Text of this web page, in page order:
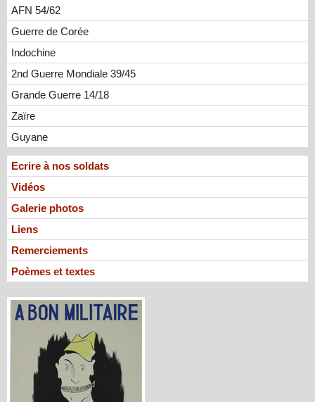
AFN 54/62
Guerre de Corée
Indochine
2nd Guerre Mondiale 39/45
Grande Guerre 14/18
Zaïre
Guyane
Ecrire à nos soldats
Vidéos
Galerie photos
Liens
Remerciements
Poèmes et textes